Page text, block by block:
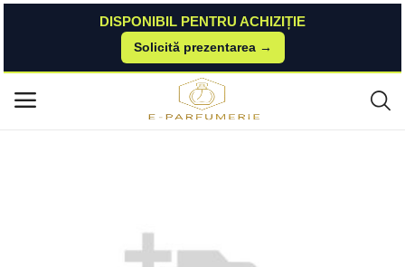
DISPONIBIL PENTRU ACHIZIȚIE
Solicită prezentarea →
Meniu principal
Kerasilk Essentials Anti-Dandruff Shampoo șampon anti mătreată 250 ml